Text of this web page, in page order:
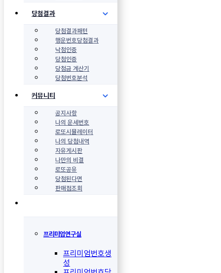
당첨결과
당첨결과패턴
행운번호당첨결과
낙첨인증
당첨인증
당첨금 계산기
당첨번호분석
커뮤니티
공지사항
나의 운세번호
로또시뮬레이터
나의 당첨내역
자유게시판
나만의 비결
로또공유
당첨된다면
판매점조회
프리미엄연구실
프리미엄번호생
성